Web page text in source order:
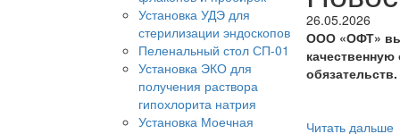
Установка УДЭ для
стерилизации эндоскопов
Пеленальный стол СП-01
Установка ЭКО для
получения раствора
гипохлорита натрия
Установка Моечная
26.05.2026
ООО «ОФТ»
обязательств.
Читать дальше